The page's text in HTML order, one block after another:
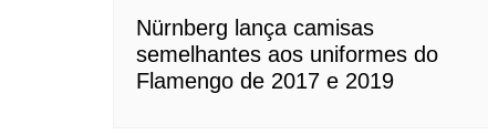
Nürnberg lança camisas
semelhantes aos uniformes do
Flamengo de 2017 e 2019